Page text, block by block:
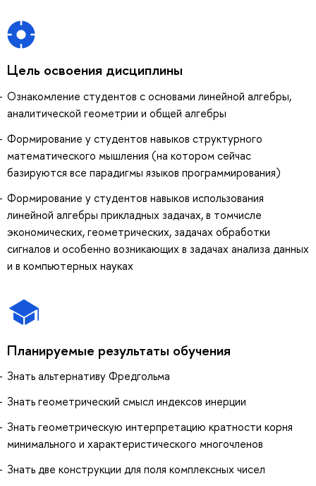
Цель освоения дисциплины
Ознакомление студентов с основами линейной алгебры,
аналитической геометрии и общей алгебры
Формирование у студентов навыков структурного
математического мышления (на котором сейчас
базируются все парадигмы языков программирования)
Формирование у студентов навыков использования
линейной алгебры прикладных задачах, в томчисле
экономических, геометрических, задачах обработки
сигналов и особенно возникающих в задачах анализа данных
и в компьютерных науках
Планируемые результаты обучения
Знать альтернативу Фредгольма
Знать геометрический смысл индексов инерции
Знать геометрическую интерпретацию кратности корня
минимального и характеристического многочленов
Знать две конструкции для поля комплексных чисел